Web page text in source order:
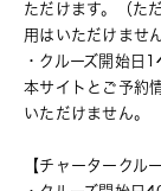
ただけます。（た
用はいただけません
・クルーズ開始日
本サイトとご予約
いただけません。
【チャータークル